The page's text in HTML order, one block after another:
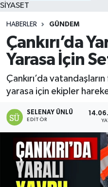
SİYASET
HABERLER GÜNDEM
Çankırı’da
Yarasa İçin
Çankırı’da
yarasa için ekipler
SELENAY ÜNLÜ
EDITÖR